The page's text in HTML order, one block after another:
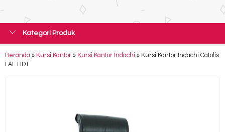
Kategori Produk
Beranda » Kursi Kantor » Kursi Kantor Indachi » Kursi Kantor Indachi Catolis
I AL HDT